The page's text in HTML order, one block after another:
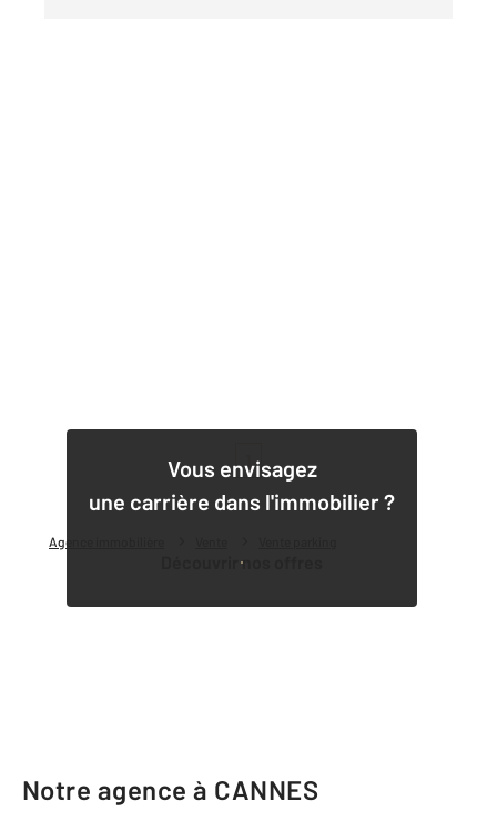
Agence immobilière
Vous envisagez
une carrière dans l'immobilier ?
Découvrir nos offres
Notre agence à CANNES